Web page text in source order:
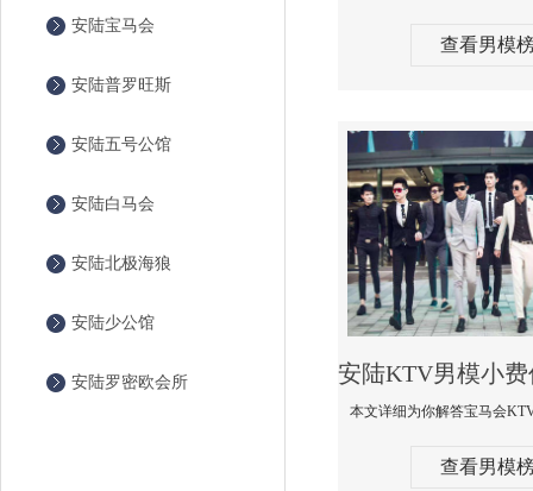
安陆宝马会
安陆普罗旺斯
安陆五号公馆
安陆白马会
安陆北极海狼
安陆少公馆
安陆罗密欧会所
查看男模
查看男模